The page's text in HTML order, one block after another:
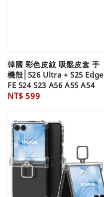
韓國 彩色皮紋 吸盤皮套 手
機殼│S26 Ultra + S25 Edge
FE S24 S23 A56 A55 A54
Regular
NT$ 599